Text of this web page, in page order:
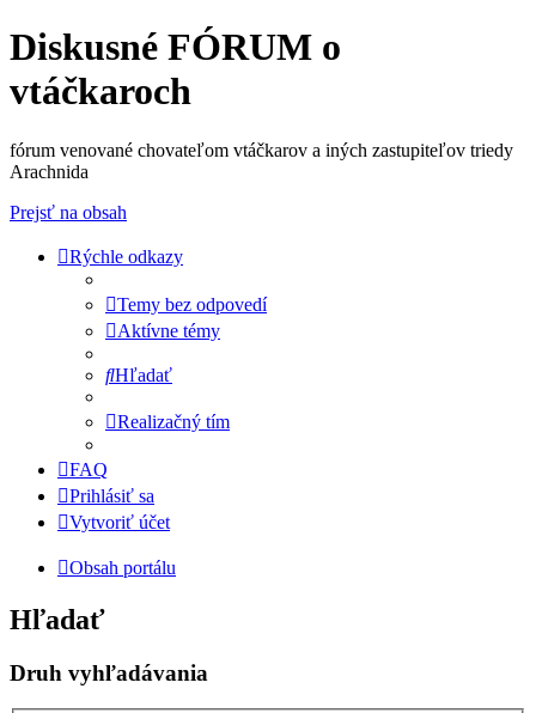
Diskusné FÓRUM o
vtáčkaroch
fórum venované chovateľom vtáčkarov a iných zastupiteľov triedy
Arachnida
Prejsť na obsah
Rýchle odkazy
Temy bez odpovedí
Aktívne témy
Hľadať
Realizačný tím
FAQ
Prihlásiť sa
Vytvoriť účet
Obsah portálu
Hľadať
Druh vyhľadávania